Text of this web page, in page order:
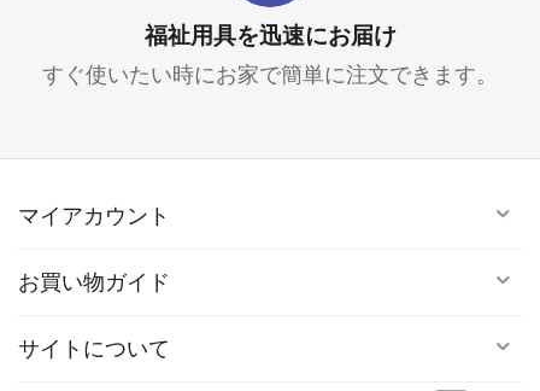
福祉用具を迅速にお届け
すぐ使いたい時にお家で簡単に注文できます。
マイアカウント
お買い物ガイド
サイトについて